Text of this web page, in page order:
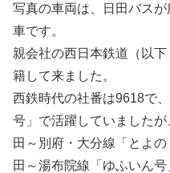
写真の車両は、日田バス
車です。
親会社の西日本鉄道（以
籍して来ました。
西鉄時代の社番は9618で
号」で活躍していました
田～別府・大分線「とよ
田～湯布院線「ゆふいん